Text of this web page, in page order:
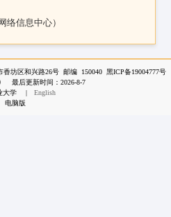
络信息中心）
坊区和兴路26号 邮编 150040 黑ICP备19004777号
最后更新时间： 2026-8-7
大学
|
English
电脑版